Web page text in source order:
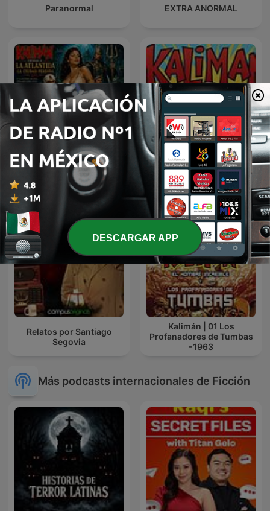
Paranormal EXTRA ANORMAL
Kalimán | 10 La Atlántida
La Ciudad Perdida - 1966
kaliman
Relatos por Santiago
Segovia
Kalimán | 01 Los
Profanadores de Tumbas
-1963
Más podcasts internacionales de Ficción
DESCARGAR APP